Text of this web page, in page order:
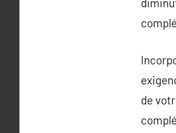
de